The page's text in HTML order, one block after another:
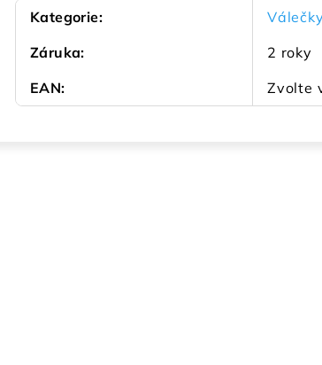
Kategorie:
Válečky
Záruka:
2 roky
EAN: Zvolte